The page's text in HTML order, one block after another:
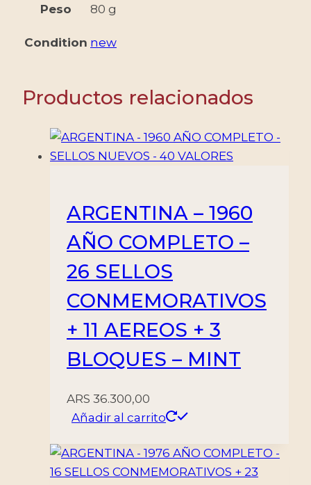
SELLOS
+
+
BLOQUE
Peso 80 g
Condition new
Productos relacionados
ARGENTINA – 1960
AÑO COMPLETO –
26 SELLOS
CONMEMORATIVOS
+ 11 AEREOS + 3
BLOQUES – MINT
ARS 36.300,00
Añadir al carrito